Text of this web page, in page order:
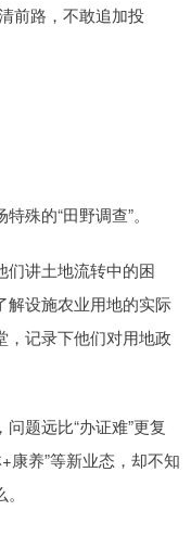
前路，不敢追加投
殊的“田野调查”。
们讲土地流转中的困
解设施农业用地的实际
，记录下他们对用地政
题远比“办证难”更复
养”等新业态，却不知